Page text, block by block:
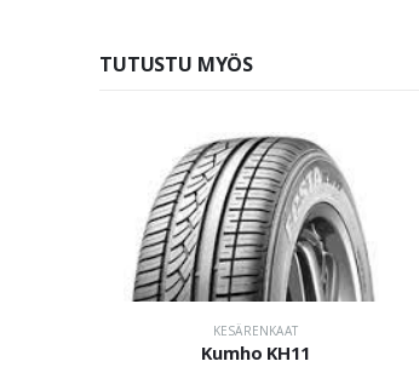
TUTUSTU MYÖS
KESÄRENKAAT
Kumho KH11